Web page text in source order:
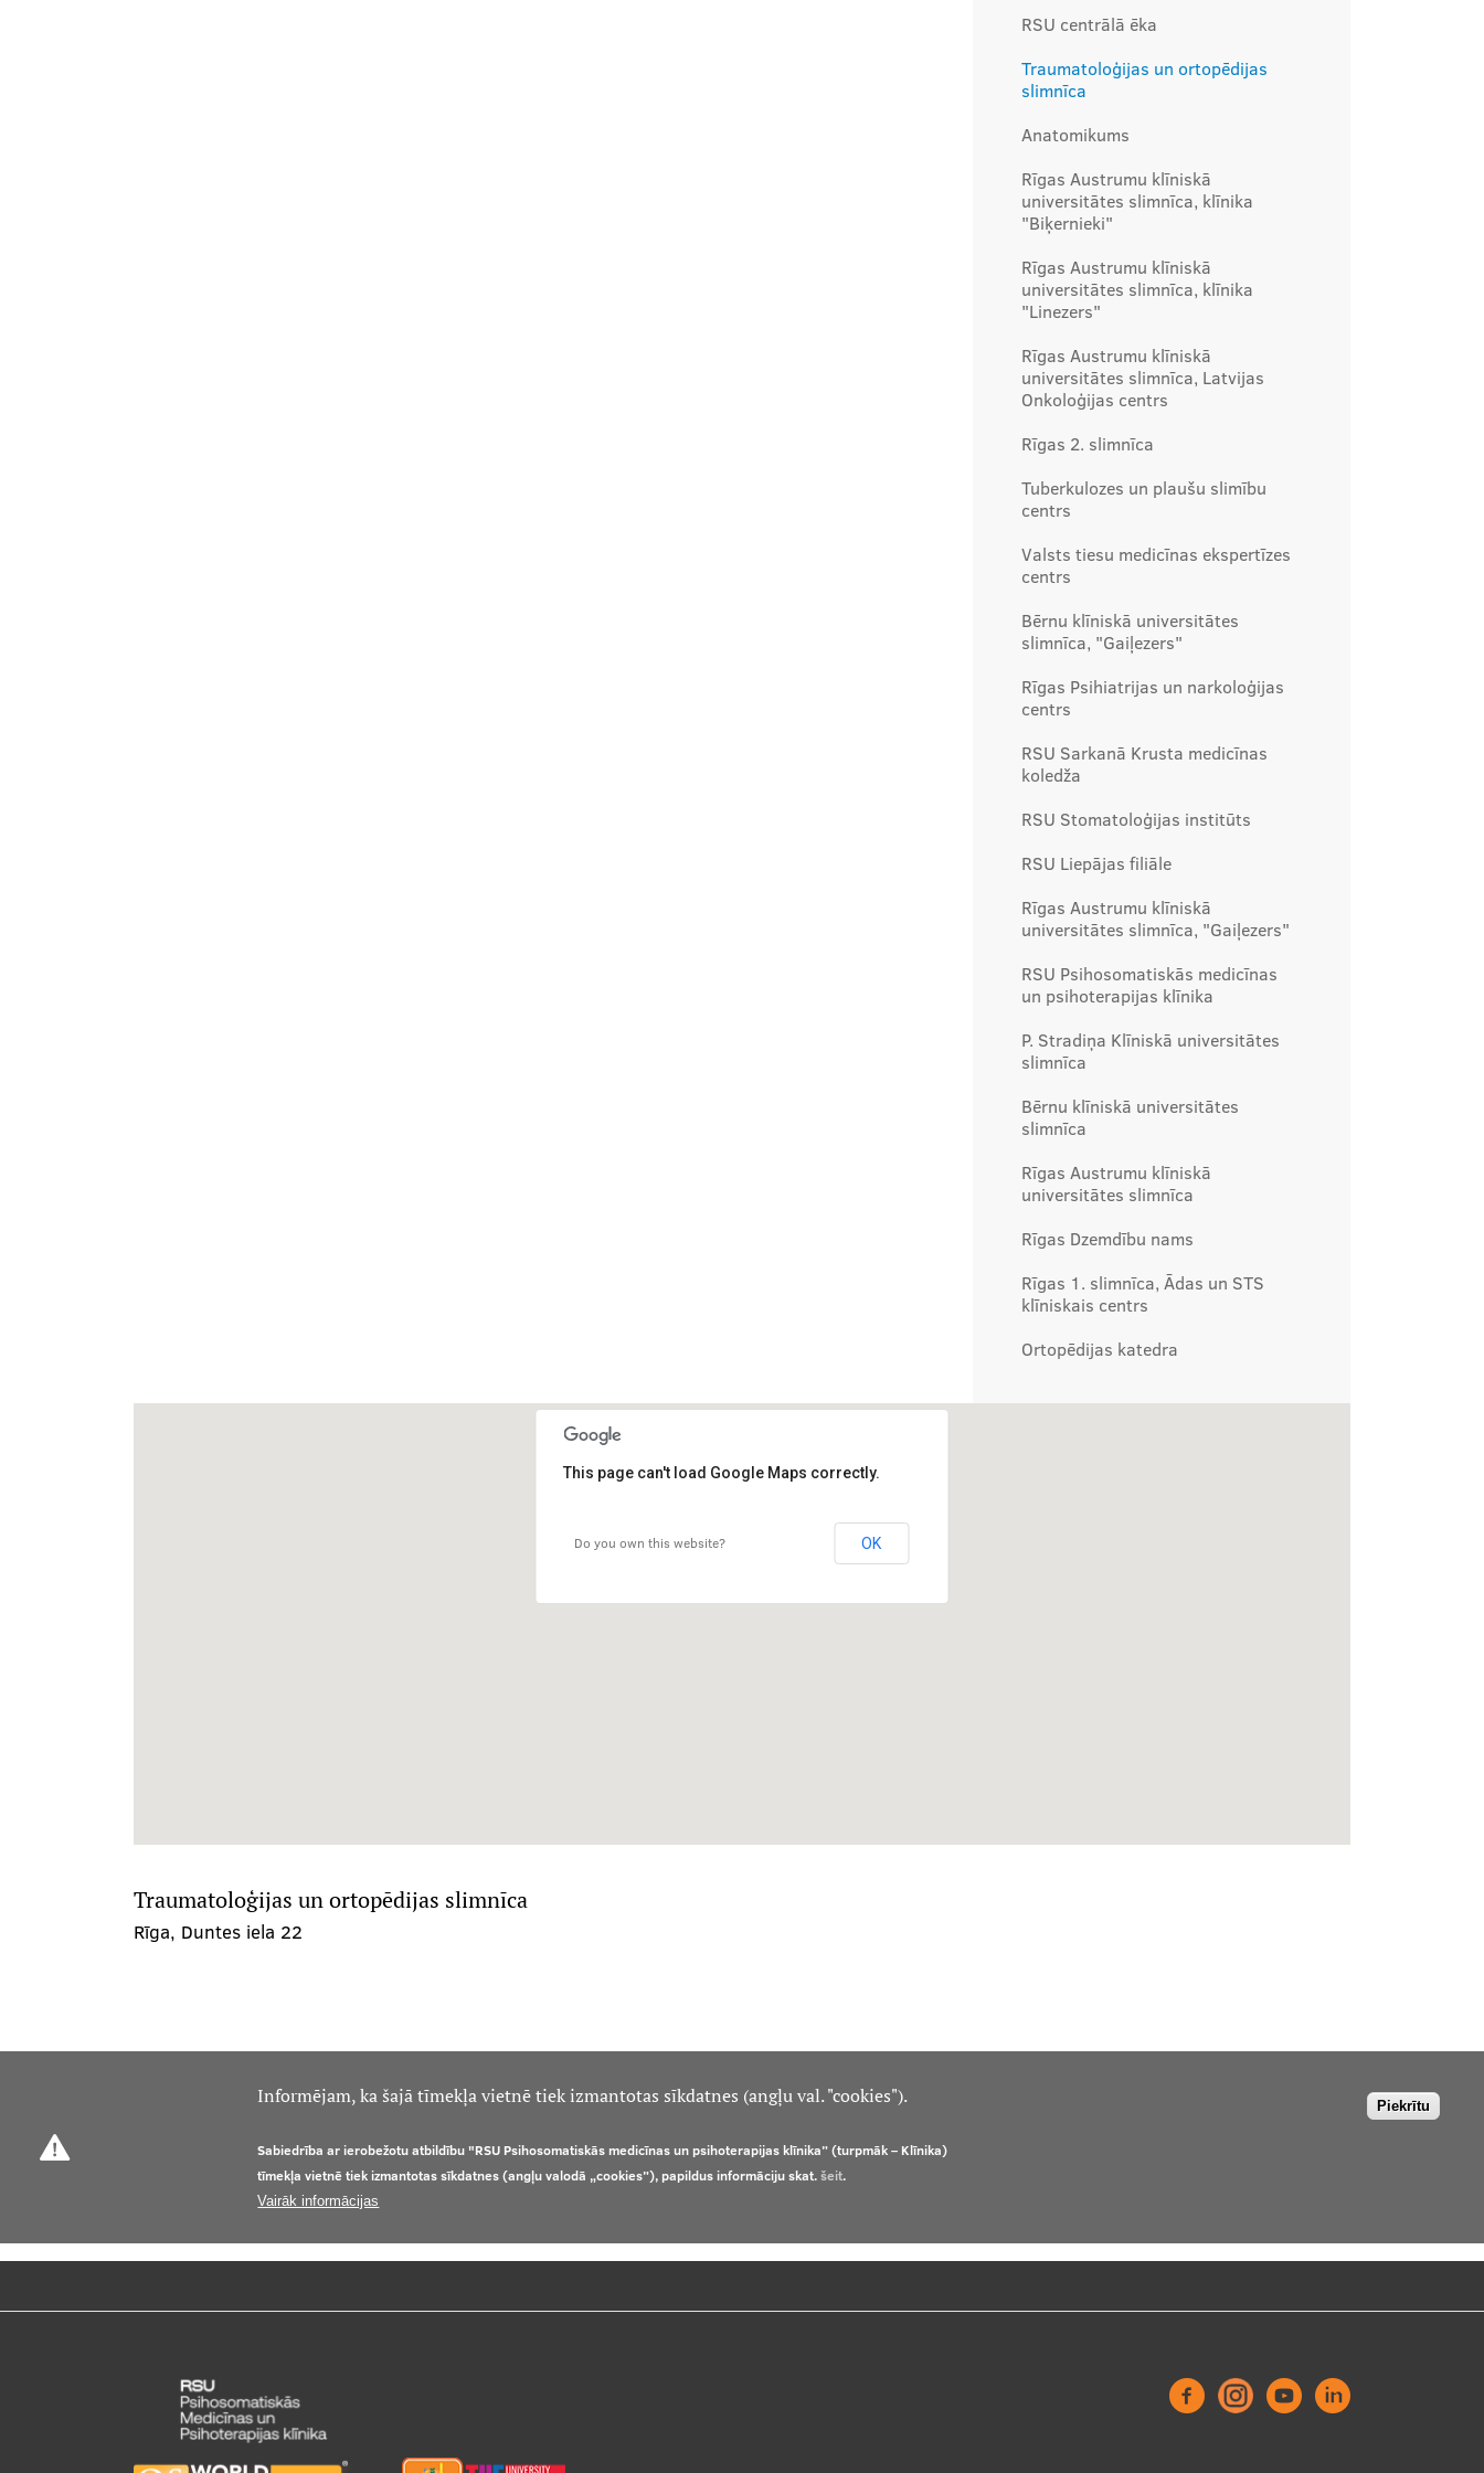
RSU centrālā ēka
Traumatoloģijas un ortopēdijas
slimnīca
Anatomikums
Rīgas Austrumu klīniskā
universitātes slimnīca, klīnika
"Biķernieki"
Rīgas Austrumu klīniskā
universitātes slimnīca, klīnika
"Linezers"
Rīgas Austrumu klīniskā
universitātes slimnīca, Latvijas
Onkoloģijas centrs
Rīgas 2. slimnīca
Tuberkulozes un plaušu slimību
centrs
Valsts tiesu medicīnas ekspertīzes
centrs
Bērnu klīniskā universitātes
slimnīca, "Gaiļezers"
Rīgas Psihiatrijas un narkoloģijas
centrs
RSU Sarkanā Krusta medicīnas
koledža
RSU Stomatoloģijas institūts
RSU Liepājas filiāle
Rīgas Austrumu klīniskā
universitātes slimnīca, "Gaiļezers"
RSU Psihosomatiskās medicīnas
un psihoterapijas klīnika
P. Stradiņa Klīniskā universitātes
slimnīca
Bērnu klīniskā universitātes
slimnīca
Rīgas Austrumu klīniskā
universitātes slimnīca
Rīgas Dzemdību nams
Rīgas 1. slimnīca, Ādas un STS
klīniskais centrs
Ortopēdijas katedra
This page can't load Google Maps correctly.
Do you own this website? OK
Traumatoloģijas un ortopēdijas slimnīca
Rīga, Duntes iela 22
Informējam, ka šajā tīmekļa vietnē tiek izmantotas sīkdatnes (angļu val. "cookies").
Sabiedrība ar ierobežotu atbildību "RSU Psihosomatiskās medicīnas un psihoterapijas klīnika” (turpmāk – Klīnika)
tīmekļa vietnē tiek izmantotas sīkdatnes (angļu valodā „cookies”), papildus informāciju skat.šeit.
Vairāk informācijas
Piekrītu